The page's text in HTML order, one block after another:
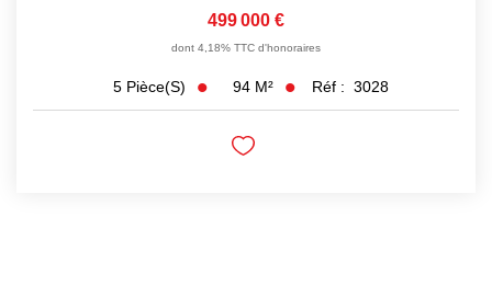
499 000 €
dont 4,18% TTC d'honoraires
5 Pièce(s) 94 M² Réf : 3028